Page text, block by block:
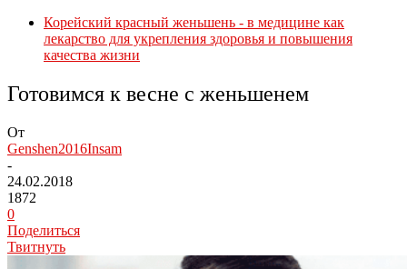
Корейский красный женьшень - в медицине как
лекарство для укрепления здоровья и повышения
качества жизни
Готовимся к весне с женьшенем
От
Genshen2016Insam
-
24.02.2018
1872
0
Поделиться
Твитнуть